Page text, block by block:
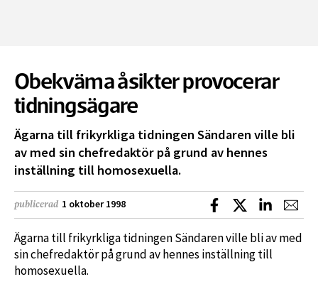
Obekväma åsikter provocerar
tidningsägare
Ägarna till frikyrkliga tidningen Sändaren ville bli
av med sin chefredaktör på grund av hennes
inställning till homosexuella.
publicerad 1 oktober 1998 Dela på Facebook
Dela på XDela på
Ägarna till frikyrkliga tidningen Sändaren ville bli av med
sin chefredaktör på grund av hennes inställning till
homosexuella.